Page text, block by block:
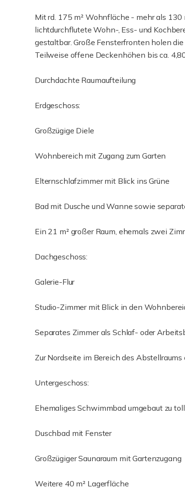
Mit rd. 175 m² Wohnfläche - mehr als
lichtdurchflutete Wohn-, Ess- und
gestaltbar. Große Fensterfronten holen
Teilweise offene Deckenhöhen bis ca.
Durchdachte Raumaufteilung
Erdgeschoss:
Großzügige Diele
Wohnbereich mit Zugang zum Garten
Elternschlafzimmer mit Blick ins Grüne
Bad mit Dusche und Wanne sowie
Ein 21 m² großer Raum, ehemals zwei
Dachgeschoss:
Galerie-Flur
Studio-Zimmer mit Blick in den
Separates Zimmer als Schlaf- oder
Zur Nordseite im Bereich des
Untergeschoss:
Ehemaliges Schwimmbad umgebaut zu
Duschbad mit Fenster
Großzügiger Saunaraum mit Gartenzugang
Weitere 40 m² Lagerfläche